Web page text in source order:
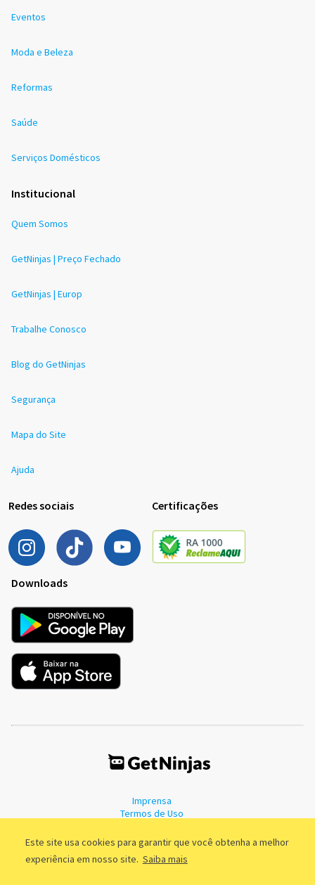
Este site usa cookies para garantir que você obtenha a melhor
experiência em nosso site. Saiba mais
Eventos
Moda e Beleza
Reformas
Saúde
Serviços Domésticos
Institucional
Quem Somos
GetNinjas | Preço Fechado
GetNinjas | Europ
Trabalhe Conosco
Blog do GetNinjas
Segurança
Mapa do Site
Ajuda
Redes sociais Certificações
Downloads
Imprensa
Termos de Uso